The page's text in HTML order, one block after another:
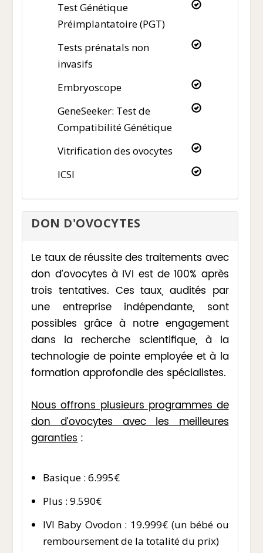
Test Génétique
Préimplantatoire (PGT)
Tests prénatals non
invasifs
Embryoscope
GeneSeeker: Test de
Compatibilité Génétique
Vitrification des ovocytes
ICSI
DON D'OVOCYTES
Le taux de réussite des traitements avec
don d’ovocytes à IVI est de 100% après
trois tentatives. Ces taux, audités par
une entreprise indépendante, sont
possibles grâce à notre engagement
dans la recherche scientifique, à la
technologie de pointe employée et à la
formation approfondie des spécialistes.
Nous offrons plusieurs programmes de
don d’ovocytes avec les meilleures
garanties:
Basique : 6.995€
Plus : 9.590€
IVI Baby Ovodon : 19.999€ (un bébé ou
remboursement de la totalité du prix)